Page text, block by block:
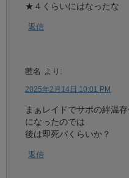
★４くらいにはなったな
返信
匿名 より:
2025年2月14日 10:01 PM
まぁレイドでサポの絆温
になったのでは
後は即死パくらいか？
返信